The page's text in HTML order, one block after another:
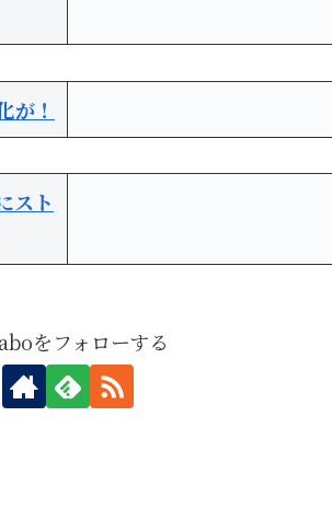
が！
スト
をフォローする